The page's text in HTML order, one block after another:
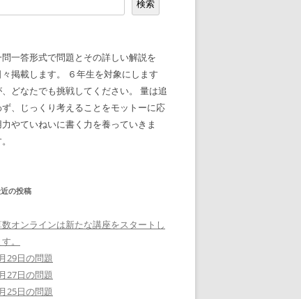
検索
問一答形式で問題とその詳しい解説を
々掲載します。 ６年生を対象にします
どなたでも挑戦してください。 量は追
ず、じっくり考えることをモットーに応
力やていねいに書く力を養っていきま
の投稿
オンラインは新たな講座をスタートし
。
29日の問題
27日の問題
25日の問題